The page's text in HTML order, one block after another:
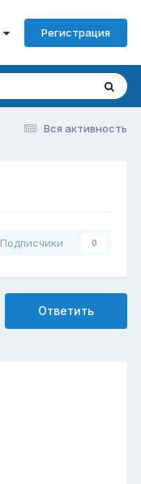
Регистрация
Вся активность
Подписчики 0
Ответить